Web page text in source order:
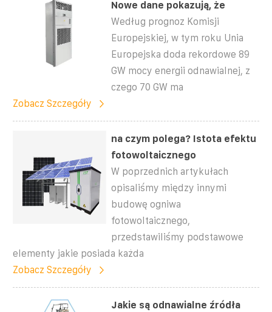
Nowe dane pokazują, że
Według prognoz Komisji
Europejskiej, w tym roku Unia
Europejska doda rekordowe 89
GW mocy energii odnawialnej, z
czego 70 GW ma
Zobacz Szczegóły
na czym polega? Istota efektu
fotowoltaicznego
W poprzednich artykułach
opisaliśmy między innymi
budowę ogniwa
fotowoltaicznego,
przedstawiliśmy podstawowe
elementy jakie posiada każda
Zobacz Szczegóły
Jakie są odnawialne źródła